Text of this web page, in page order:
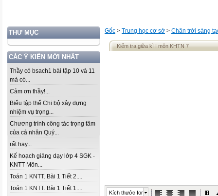
THƯ MỤC
CÁC Ý KIẾN MỚI NHẤT
Thầy có bsach1 bài tập 10 và 11
mà có...
Cảm ơn thầy!...
Biểu tập thể Chi bộ xây dựng
nhiệm vụ trọng...
Chương trình công tác trọng tâm
của cá nhân Quý...
rất hay...
Kế hoạch giảng dạy lớp 4 SGK -
KNTT Môn...
Toán 1 KNTT. Bài 1 Tiết 2....
Toán 1 KNTT. Bài 1 Tiết 1....
Gốc > Trung học cơ sở > Chân trời sáng
Kiểm tra giữa kì I môn KHTN 7
Kích thước font